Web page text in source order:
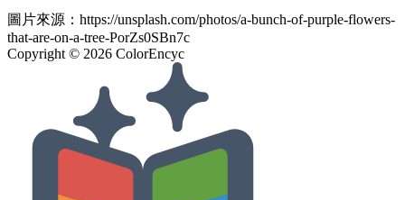
圖片來源： https://unsplash.com/photos/a-bunch-of-purple-flowers-
that-are-on-a-tree-PorZs0SBn7c
Copyright © 2026 ColorEncyc